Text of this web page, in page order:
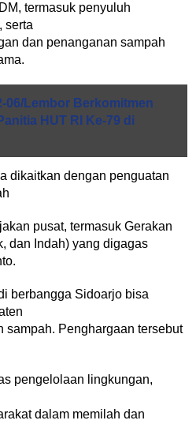
termasuk penyuluh
serta
dan penanganan sampah
06/Lembor Berkomitmen
HUT RI Ke-79 di
dikaitkan dengan penguatan
pusat, termasuk Gerakan
dan Indah) yang digagas
berbangga Sidoarjo bisa
sampah. Penghargaan tersebut
pengelolaan lingkungan,
dalam memilah dan